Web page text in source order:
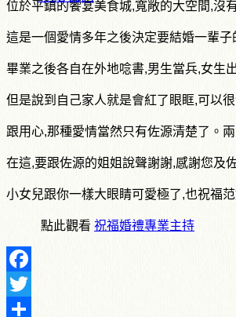
位於平鎮的饗宴美食城,寬敞的大空間,沒
這是一個愛情多年之後決定要結婚一輩
畢業之後各自在外地唸書,男生當兵,女生
但是說到自己家人就是會紅了眼眶,可以
跟用心,那種愛情當然只有佐源清楚了。
在這,要跟佐源的姐姐說聲謝謝,感謝您及
小女兒跟你一樣大眼睛可愛極了,也祝福
點此觀看 祝福婚禮專業主持
Facebook
Twitter